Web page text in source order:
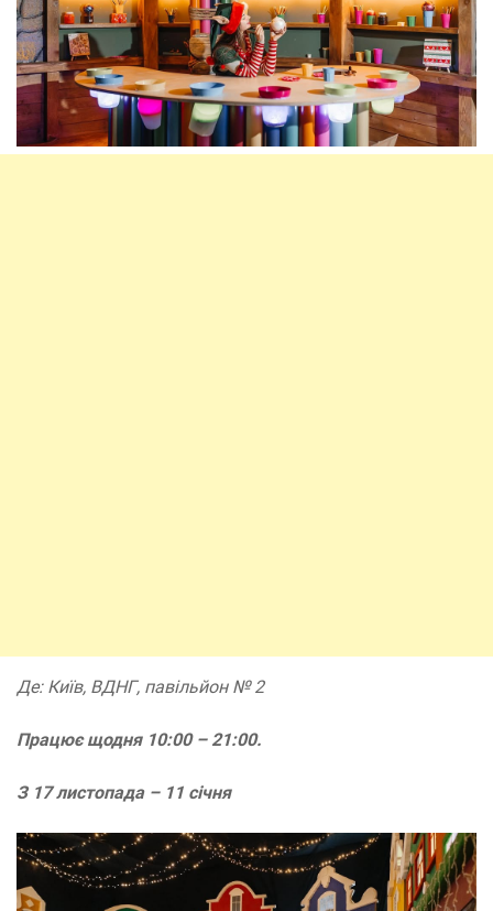
Де: Київ, ВДНГ, павільйон № 2
Працює щодня 10:00 – 21:00.
З 17 листопада – 11 січня